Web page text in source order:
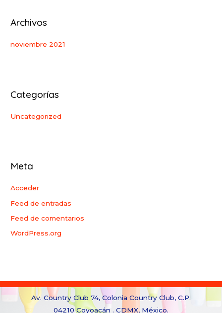
Archivos
noviembre 2021
Categorías
Uncategorized
Meta
Acceder
Feed de entradas
Feed de comentarios
WordPress.org
Av. Country Club 74, Colonia Country Club, C.P.
04210 Coyoacán . CDMX, México.